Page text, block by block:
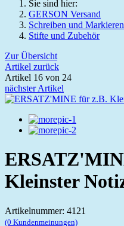
Sie sind hier:
GERSON Versand
Schreiben und Markieren
Stifte und Zubehör
Zur Übersicht
Artikel zurück
Artikel 16 von 24
nächster Artikel
Kleinster
Artikelnummer: 4121
(0 Kundenmeinungen)